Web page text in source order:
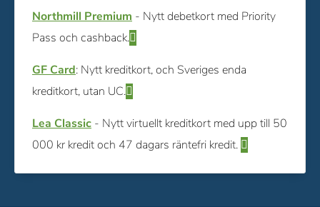
Northmill Premium - Nytt debetkort med Priority
Pass och cashback.
GF Card: Nytt kreditkort, och Sveriges enda
kreditkort, utan UC.
Lea Classic - Nytt virtuellt kreditkort med upp till 50
000 kr kredit och 47 dagars räntefri kredit.